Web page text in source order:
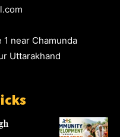
near Chamunda
Uttarakhand